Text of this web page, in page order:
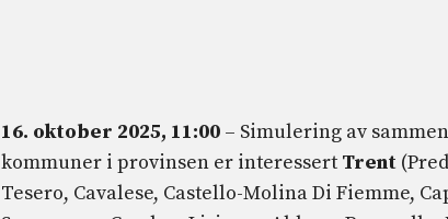
16. oktober 2025, 11:00 – Simulering av
kommuner i provinsen er interessert Trent
Tesero, Cavalese, Castello-Molina Di Fiemme,